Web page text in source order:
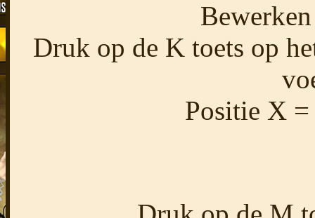
Druk op de K toets op
Positie X